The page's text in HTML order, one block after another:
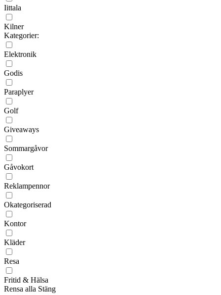
Iittala
Kilner
Kategorier:
Elektronik
Godis
Paraplyer
Golf
Giveaways
Sommargåvor
Gåvokort
Reklampennor
Okategoriserad
Kontor
Kläder
Resa
Fritid & Hälsa
Rensa alla Stäng